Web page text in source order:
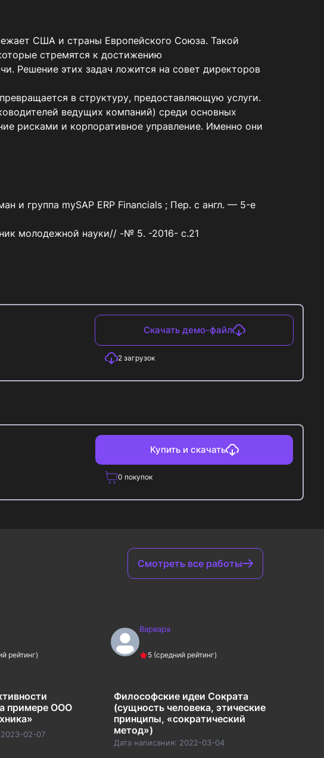
США и страны Европейского Союза. Такой
стремятся к достижению
Решение этих задач ложится на совет директоров
в структуру, предоставляющую услуги.
ведущих компаний) среди основных
рисками и корпоративное управление. Именно они
Скачать демо-файл
2 загрузок
Купить и скачать
0 покупок
Смотреть все работы
рейтинг)
примере ООО
2023-02-07
Варвара
5 (средний рейтинг)
Философские идеи Сократа
(сущность человека, этические
принципы, «сократический
метод»)
Дата написания: 2022-03-04